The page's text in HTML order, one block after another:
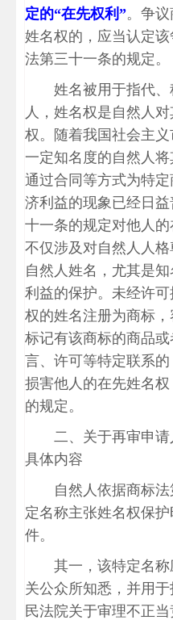
定的“在先权利”。争
姓名权的，应当认定
法第三十一条的规定。
姓名被用于指代
人，姓名权是自然人
权。随着我国社会主
一定知名度的自然人
通过合同等方式为特
济利益的现象已经日
十一条的规定对他人的
不仅涉及对自然人人
自然人姓名，尤其是
利益的保护。未经许
权的姓名注册为商标
标记有该商标的商品
言、许可等特定联系
损害他人的在先姓名
的规定。
二、关于再审申
具体内容
自然人依据商标
定名称主张姓名权保
件。
其一，该特定名
关公众所知悉，并用
民法院关于审理不正